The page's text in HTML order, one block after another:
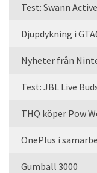
Test: Swann
Djupdykning i
Nyheter från
Test: JBL Live
THQ köper Pow
OnePlus i
Gumball 3000